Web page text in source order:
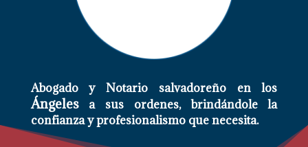
Abogado y Notario salvadoreño en los
Ángelesa sus ordenes,brindándolela
confianza y profesionalismo que necesita.